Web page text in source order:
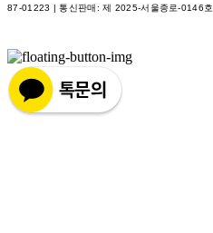
87-01223 | 통신판매:제 2025-서울종로-0146호